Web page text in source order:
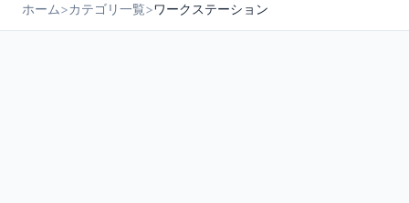
ホーム>カテゴリ一覧>ワークステーション